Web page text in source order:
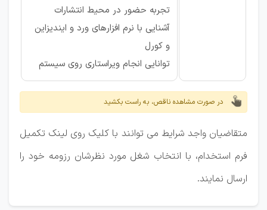
تجربه حضور در محیط انتشارات
آشنایی با نرم افزارهای ورد و ایندیزاین
و کورل
توانایی انجام ویراستاری روی سیستم
در صورت مشاهده ناقص، به راست بکشید
متقاضیان واجد شرایط می توانند با کلیک روی لینک تکمیل
فرم استخدام، با انتخاب شغل مورد نظرشان رزومه خود را
ارسال نمایند.